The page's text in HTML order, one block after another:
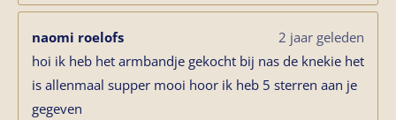
naomi roelofs
2 jaar geleden
hoi ik heb het armbandje gekocht bij nas de knekie het
is allenmaal supper mooi hoor ik heb 5 sterren aan je
gegeven